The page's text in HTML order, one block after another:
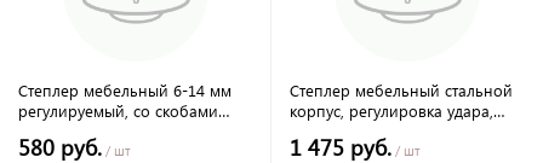
Степлер мебельный 6-14 мм
регулируемый, со скобами
580 руб. / шт
Степлер мебельный стальной
корпус, регулировка удара,
1 475 руб. / шт